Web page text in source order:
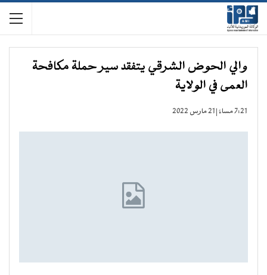
والي الحوض الشرقي يتفقد سير حملة مكافحة
العمى في الولاية
7:21 مساءً | 21 مارس 2022